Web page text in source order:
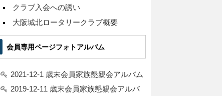
クラブ入会への誘い
大阪城北ロータリークラブ概要
会員専用ページフォトアルバム
2021-12-1 歳末会員家族懇親会アルバム
2019-12-11 歳末会員家族懇親会アルバ